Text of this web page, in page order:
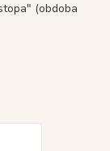
(obdoba